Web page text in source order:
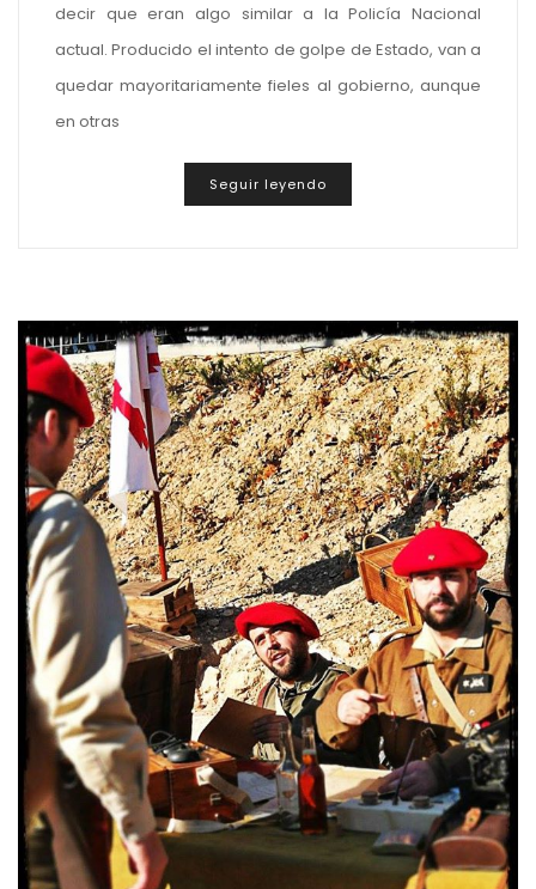
decir que eran algo similar a la Policía Nacional
actual. Producido el intento de golpe de Estado, van a
quedar mayoritariamente fieles al gobierno, aunque
en otras
Seguir leyendo